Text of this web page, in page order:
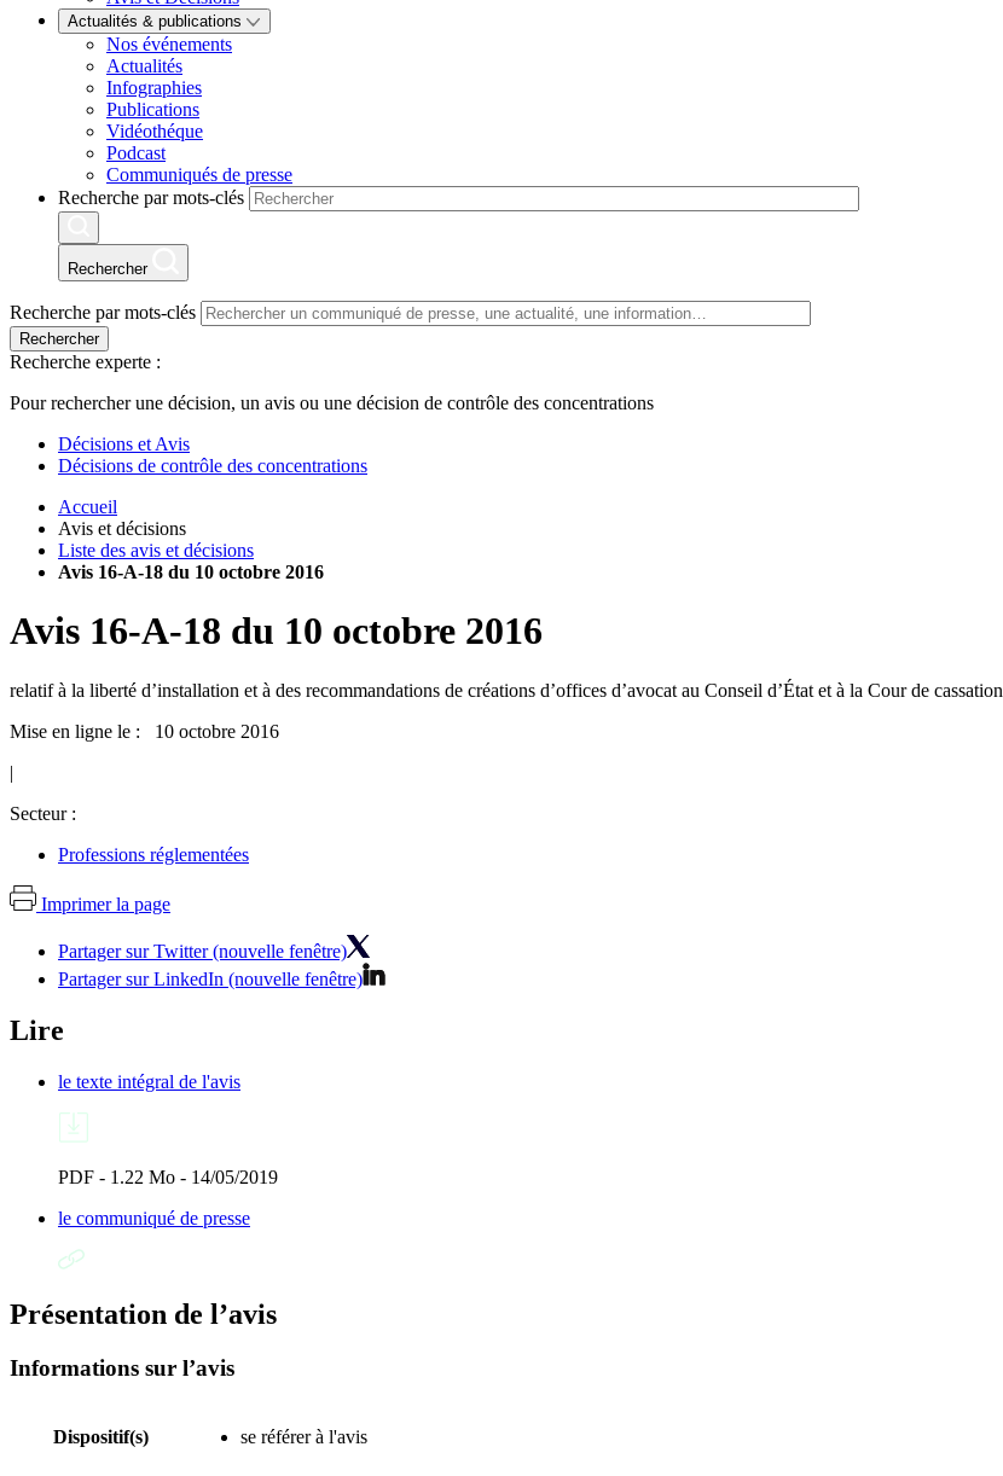
Actualités & publications
Nos événements
Actualités
Infographies
Publications
Vidéothéque
Podcast
Communiqués de presse
Recherche par mots-clés
Rechercher
Recherche par mots-clés
Rechercher
Recherche experte :
Pour rechercher une décision, un avis ou une décision de contrôle des concentrations
Décisions et Avis
Décisions de contrôle des concentrations
Accueil
Avis et décisions
Liste des avis et décisions
Avis 16-A-18 du 10 octobre 2016
Avis 16-A-18 du 10 octobre 2016
relatif à la liberté d’installation et à des recommandations de créations d’offices d’avocat au Conseil d’État et à la Cour de cassation
Mise en ligne le : 10 octobre 2016
|
Secteur :
Professions réglementées
Imprimer la page
Partager sur Twitter (nouvelle fenêtre)
Partager sur LinkedIn (nouvelle fenêtre)
Lire
le texte intégral de l'avis
PDF - 1.22 Mo - 14/05/2019
le communiqué de presse
Présentation de l’avis
Informations sur l’avis
Dispositif(s) se référer à l'avis